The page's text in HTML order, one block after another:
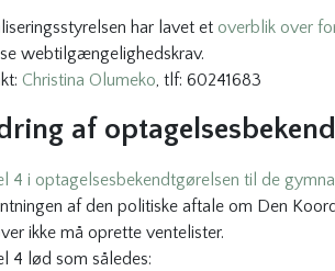
har lavet et overblik over
webtilgængelighedskrav.
Christina Olumeko, tlf: 60241683
af
4 i optagelsesbekendtgørelsen til de
af den politiske aftale om Den
ikke må oprette ventelister.
4 lød som således: